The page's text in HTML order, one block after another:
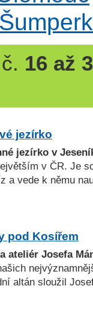
Šumperk
16 až
jezírko
jezírko v
v ČR. Je
a vede k němu
pod Kosířem
ateliér Josefa
altán sloužil